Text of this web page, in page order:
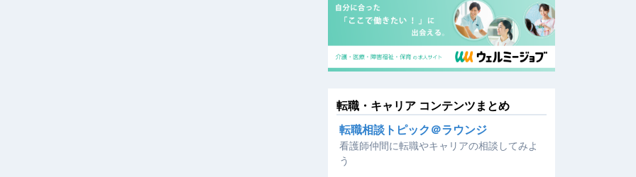
転職・キャリア コンテンツまとめ
転職相談トピック＠ラウンジ
看護師仲間に転職やキャリアの相談してみよ
う